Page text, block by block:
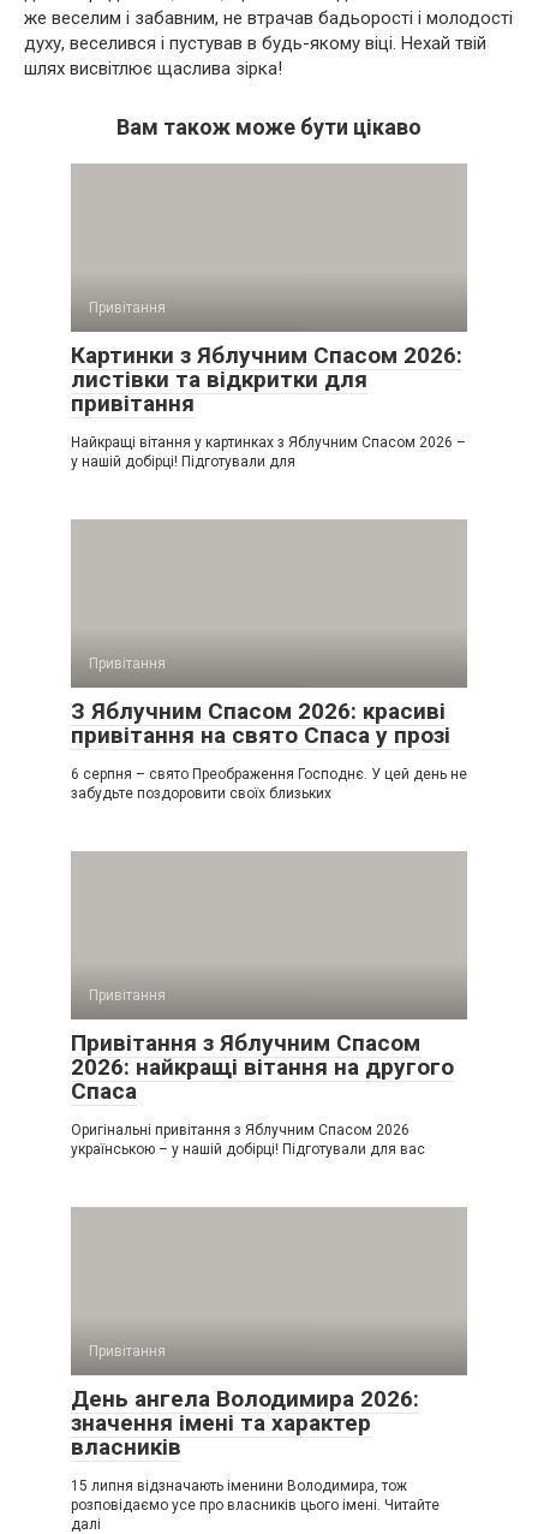
же веселим і забавним, не втрачав бадьорості і молодості
духу, веселився і пустував в будь-якому віці. Нехай твій
шлях висвітлює щаслива зірка!
Вам також може бути цікаво
Привітання
Картинки з Яблучним Спасом 2026:
листівки та відкритки для
привітання
Найкращі вітання у картинках з Яблучним Спасом 2026 –
у нашій добірці! Підготували для
Привітання
З Яблучним Спасом 2026: красиві
привітання на свято Спаса у прозі
6 серпня – свято Преображення Господнє. У цей день не
забудьте поздоровити своїх близьких
Привітання
Привітання з Яблучним Спасом
2026: найкращі вітання на другого
Спаса
Оригінальні привітання з Яблучним Спасом 2026
українською – у нашій добірці! Підготували для вас
Привітання
День ангела Володимира 2026:
значення імені та характер
власників
15 липня відзначають іменини Володимира, тож
розповідаємо усе про власників цього імені. Читайте
далі